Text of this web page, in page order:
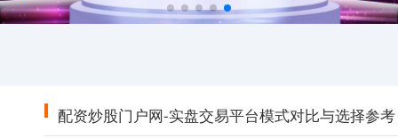
配资炒股门户网-实盘交易平台模式对比与选择参考